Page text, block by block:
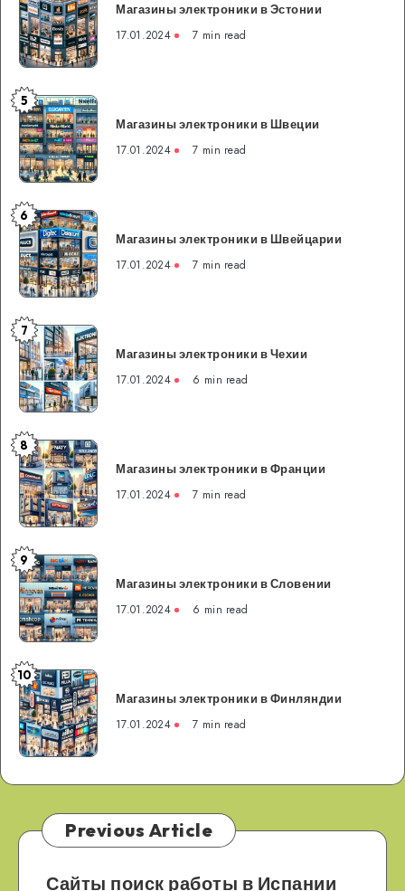
электроники
в
Эстонии
Магазины электроники в Эстонии
17.01.2024 7 min read
Магазины
электроники
в
Швеции
5
Магазины электроники в Швеции
17.01.2024 7 min read
Магазины
электроники
в
Швейцарии
6
Магазины электроники в Швейцарии
17.01.2024 7 min read
Магазины
электроники
в
Чехии
7
Магазины электроники в Чехии
17.01.2024 6 min read
Магазины
электроники
в
Франции
8
Магазины электроники в Франции
17.01.2024 7 min read
Магазины
электроники
в
Словении
9
Магазины электроники в Словении
17.01.2024 6 min read
Магазины
электроники
в
Финляндии
10
Магазины электроники в Финляндии
17.01.2024 7 min read
Previous Article
Сайты поиск работы в Испании